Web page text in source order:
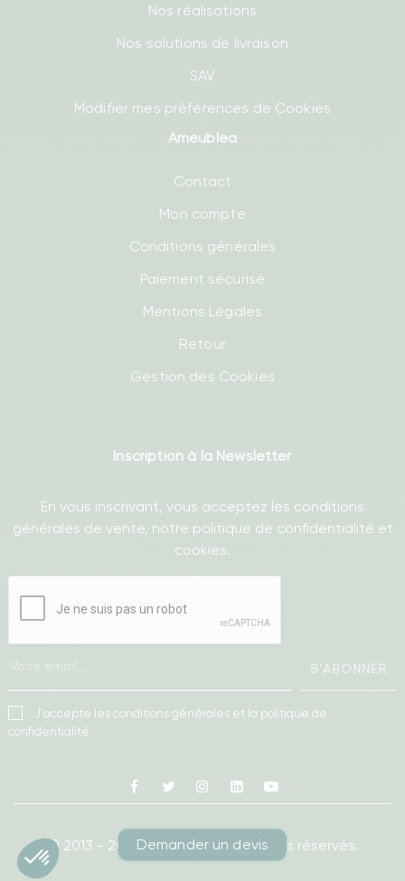
Nos réalisations
Nos solutions de livraison
SAV
Modifier mes préférences de Cookies
Ameublea
Contact
Mon compte
Conditions générales
Paiement sécurisé
Mentions Légales
Retour
Gestion des Cookies
Inscription à la Newsletter
En vous inscrivant, vous acceptez les conditions
générales de vente, notre politique de confidentialité et
cookies.
S'ABONNER
J'accepte les conditions générales et la politique de
confidentialité
Facebook
Twitter InstagramLinkedin
© 2013 - 2026Ameublea.Tous droits réservés.
Demander un devis